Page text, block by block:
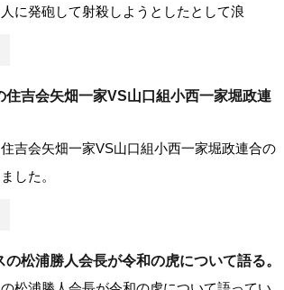
に発砲して射殺しようとしたとして浪
住吉会矢畑一家VS山口組小西一家堀政連
吉会矢畑一家VS山口組小西一家堀政連合の
した。
の松浦勝人会長が令和の虎について語る。